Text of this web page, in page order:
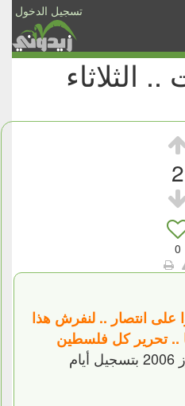
تسجيل الدخول
الأخبار
والمشاركات
.. الثلاثاء
2
0
على انتصار .. لنفرش هذا
.. تحرير كل فلسطين
نواكب أيام انتصارات تموز 2006 بتسجيل أيام